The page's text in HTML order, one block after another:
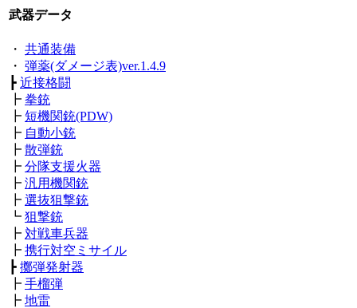
武器データ
・ 共通装備
・ 弾薬(ダメージ表)ver.1.4.9
┣ 近接格闘
┣ 拳銃
┣ 短機関銃(PDW)
┣ 自動小銃
┣ 散弾銃
┣ 分隊支援火器
┣ 汎用機関銃
┣ 選抜狙撃銃
┗ 狙撃銃
┣ 対戦車兵器
┣ 携行対空ミサイル
┣ 擲弾発射器
┣ 手榴弾
┣ 地雷